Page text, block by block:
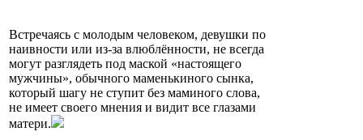
Встречаясь с молодым человеком, девушки по
наивности или из-за влюблённости, не всегда
могут разглядеть под маской «настоящего
мужчины», обычного маменькиного сынка,
который шагу не ступит без маминого слова,
не имеет своего мнения и видит все глазами
матери.